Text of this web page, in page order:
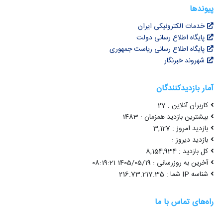
پیوندها
خدمات الکترونیکی ایران
پایگاه اطلاع رسانی دولت
پایگاه اطلاع رسانی ریاست جمهوری
شهروند خبرنگار
آمار بازدیدکنندگان
کاربران آنلاین : 27
بیشترین بازدید همزمان : 1483
بازدید امروز : 3,127
بازدید دیروز :
کل بازدید : 8,154,934
آخرین به روزرسانی : 1405/05/19 08:19:21
شناسه IP شما : 216.73.217.35
راه‌های تماس با ما